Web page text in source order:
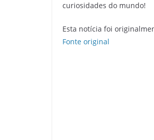
curiosidades do mundo!
Esta notícia foi
Fonte original